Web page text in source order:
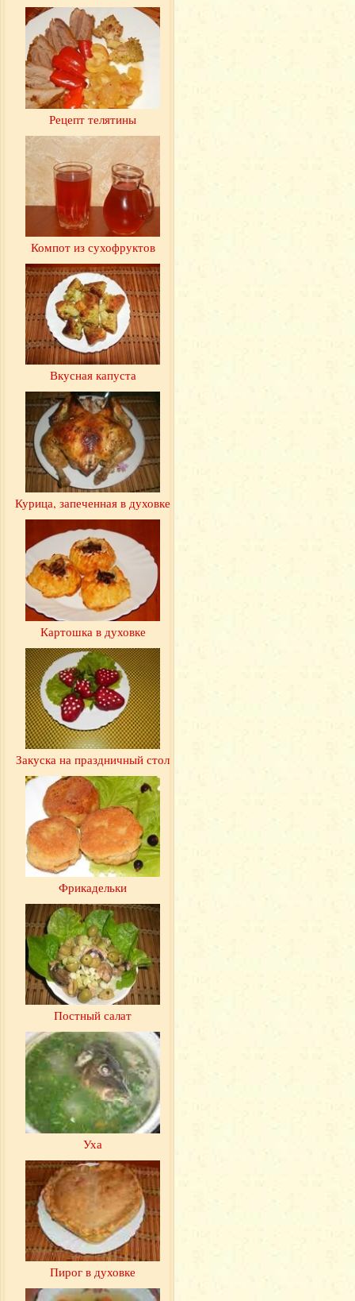
Рецепт телятины
Компот из сухофруктов
Вкусная капуста
Курица, запеченная в духовке
Картошка в духовке
Закуска на праздничный стол
Фрикадельки
Постный салат
Уха
Пирог в духовке